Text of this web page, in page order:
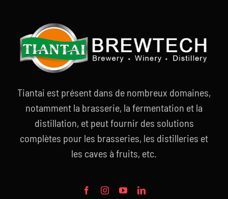
Tiantai est présent dans de nombreux domaines,
notamment la brasserie, la fermentation et la
distillation, et peut fournir des solutions
complètes pour les brasseries, les distilleries et
les caves à fruits, etc.